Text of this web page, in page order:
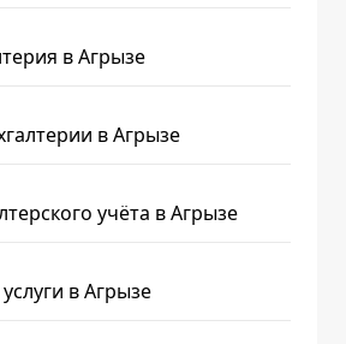
в Агрызе
в Агрызе
учёта в Агрызе
в Агрызе